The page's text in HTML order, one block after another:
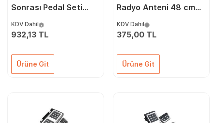
Sonrası Pedal Seti
Geçmeli
KDV Dahil
932,13 TL
Ürüne Git
Radyo Anteni 48 cm
KDV Dahil
375,00 TL
Ürüne Git